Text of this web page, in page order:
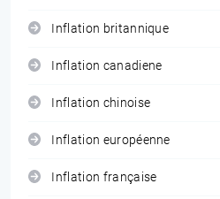
Inflation britannique
Inflation canadiene
Inflation chinoise
Inflation européenne
Inflation française